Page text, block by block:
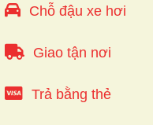
Chỗ đậu xe hơi
Giao tận nơi
Trả bằng thẻ